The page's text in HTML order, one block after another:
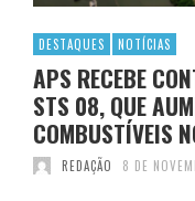
DESTAQUES NOTÍCIAS
APS RECEBE
STS 08, QUE
COMBUSTÍVEIS
REDAÇÃO 8 DE